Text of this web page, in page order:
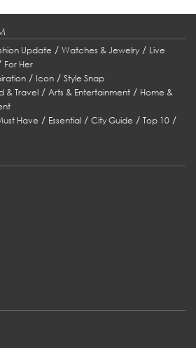
Update / Watches & Jewelry/ Live
For Her
/ Icon/ Style Snap
& Travel/ Arts & Entertainment/ Home &
Have / Essential /City Guide /Top 10 /